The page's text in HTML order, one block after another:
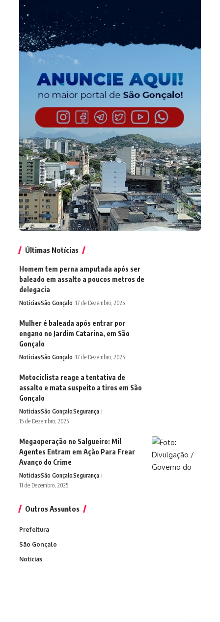
Últimas Notícias
Homem tem perna amputada após ser
baleado em assalto a poucos metros de
delegacia
NoticiasSão Gonçalo 17 de Dezembro, 2025
Mulher é baleada após entrar por
engano no Jardim Catarina, em São
Gonçalo
NoticiasSão Gonçalo 17 de Dezembro, 2025
Motociclista reage a tentativa de
assalto e mata suspeito a tiros em São
Gonçalo
NoticiasSão GonçaloSegurança
15 de Dezembro, 2025
Megaoperação no Salgueiro: Mil
Agentes Entram em Ação Para Frear
Avanço do Crime
NoticiasSão GonçaloSegurança
11 de Dezembro, 2025
Outros Assuntos
Prefeitura
São Gonçalo
Noticias